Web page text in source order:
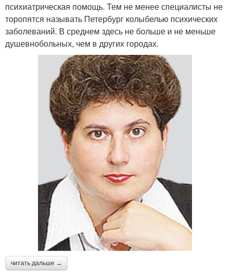
психиатрическая помощь. Тем не менее специалисты не
торопятся называть Петербург колыбелью психических
заболеваний. В среднем здесь не больше и не меньше
душевнобольных, чем в других городах.
читать дальше →